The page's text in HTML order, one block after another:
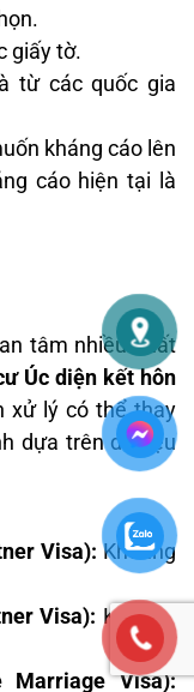
giấy tờ.
từ các quốc gia
kháng cáo lên
cáo hiện tại là
tâm nhiều nhất
Úc diện kết hôn
xử lý có thể thay
dựa trên dữ liệu
Visa): Khoảng
Visa): Khoảng
Marriage Visa):